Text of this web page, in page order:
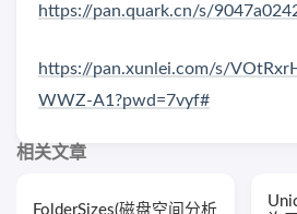
https://pan.quark.cn/s/
https://pan.xunlei.com/s/
WWZ-A1?pwd=7vyf#
相关文章
FolderSizes(磁盘空间分析